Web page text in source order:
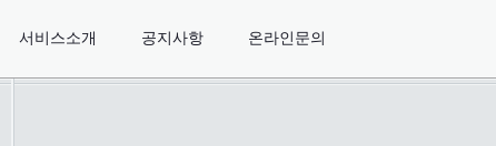
서비스소개 공지사항 온라인문의